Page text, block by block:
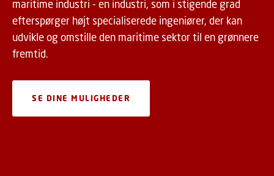
maritime industri - en industri, som i stigende grad
efterspørger højt specialiserede ingeniører, der kan
udvikle og omstille den maritime sektor til en grønnere
fremtid.
SE DINE MULIGHEDER